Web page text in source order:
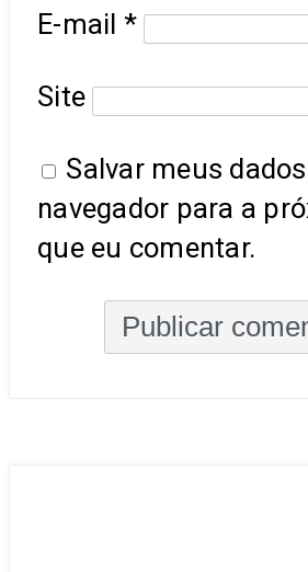
E-mail *
Site
Salvar meus
navegador para a
que eu comentar.